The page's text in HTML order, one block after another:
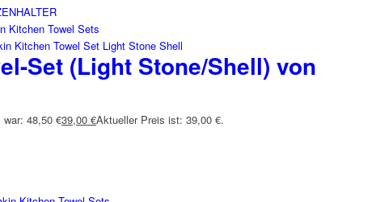
Set (Light Stone/Shell) von
war: 48,50 €39,00 €Aktueller Preis ist: 39,00 €.